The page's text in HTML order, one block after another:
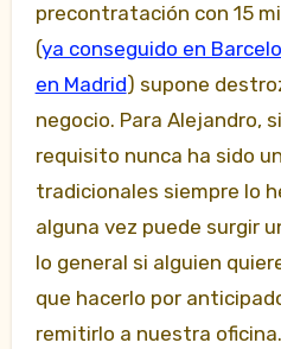
precontratación con 15
(ya conseguido en
en Madrid) supone
negocio. Para Alejandro,
requisito nunca ha sido
tradicionales siempre lo
alguna vez puede surgir
lo general si alguien
que hacerlo por
remitirlo a nuestra oficina.